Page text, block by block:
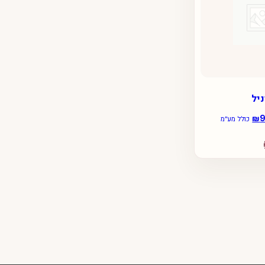
₪המחיר
כולל מע״מ
זה
בעמוד